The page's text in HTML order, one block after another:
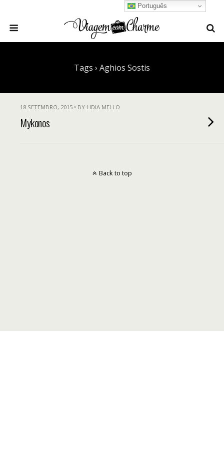
Tags › Aghios Sostis
18 SETEMBRO, 2015 • BY LIDIA MELLO
Mykonos
Português
Back to top